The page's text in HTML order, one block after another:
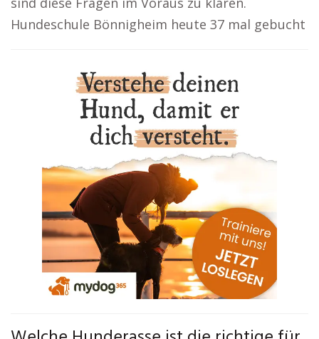
Hundeschule Bönnigheim heute 37 mal gebucht